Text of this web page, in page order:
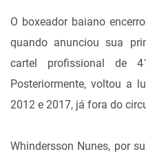
O boxeador baiano
quando anunciou sua
cartel profissional de
Posteriormente, voltou a
2012 e 2017, já fora do
Whindersson Nunes, por